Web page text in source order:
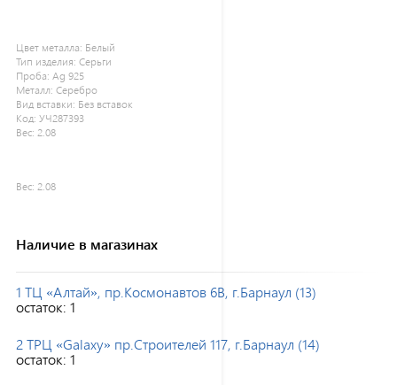
Цвет металла: Белый
Тип изделия: Серьги
Проба: Ag 925
Металл: Серебро
Вид вставки: Без вставок
Код: УЧ287393
Вес: 2.08
Вес: 2.08
Наличие в магазинах
1 ТЦ «Алтай», пр.Космонавтов 6В, г.Барнаул (13)
остаток: 1
2 ТРЦ «Galaxy» пр.Строителей 117, г.Барнаул (14)
остаток: 1